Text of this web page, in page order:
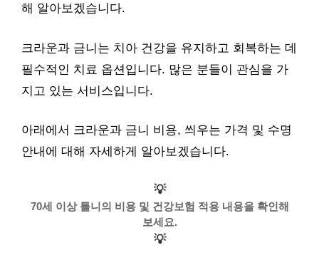
해 알아보겠습니다.
크라운과 금니는 치아 건강을 유지하고 회복하는 데
필수적인 치료 옵션입니다. 많은 분들이 관심을 가
지고 있는 서비스입니다.
아래에서 크라운과 금니 비용, 씌우는 가격 및 수명
안내에 대해 자세하게 알아보겠습니다.
💡
70세 이상 틀니의 비용 및 건강보험 적용 내용을 확인해
보세요.
💡